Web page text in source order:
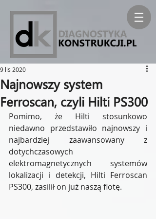
Najnowszy system
Ferroscan, czyli Hilti PS300
9 lis 2020
Pomimo, że Hilti stosunkowo
niedawno przedstawiło najnowszy i
najbardziej zaawansowany z
dotychczasowych
elektromagnetycznych systemów
lokalizacji i detekcji, Hilti Ferroscan
PS300, zasilił on już naszą flotę.